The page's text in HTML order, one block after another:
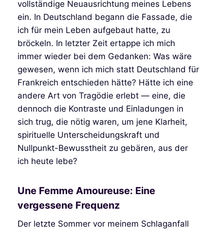
vollständige Neuausrichtung meines Lebens
ein. In Deutschland begann die Fassade, die
ich für mein Leben aufgebaut hatte, zu
bröckeln. In letzter Zeit ertappe ich mich
immer wieder bei dem Gedanken: Was wäre
gewesen, wenn ich mich statt Deutschland für
Frankreich entschieden hätte? Hätte ich eine
andere Art von Tragödie erlebt — eine, die
dennoch die Kontraste und Einladungen in
sich trug, die nötig waren, um jene Klarheit,
spirituelle Unterscheidungskraft und
Nullpunkt-Bewusstheit zu gebären, aus der
ich heute lebe?
Une Femme Amoureuse: Eine
vergessene Frequenz
Der letzte Sommer vor meinem Schlaganfall